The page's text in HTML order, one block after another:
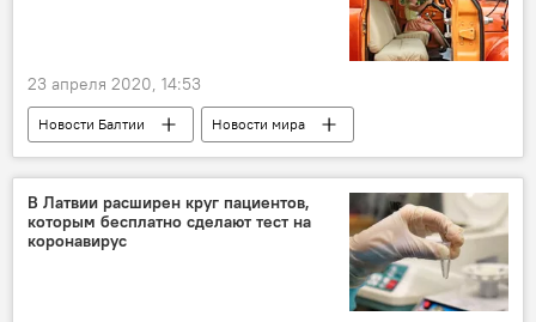
23 апреля 2020, 14:53
Новости Балтии
Новости мира
Новости Латвии
Новости экономики Латвии
Латвия
Литва
Эстония
Латвия в мировых рейтингах
В Латвии расширен круг пациентов,
которым бесплатно сделают тест на
коронавирус